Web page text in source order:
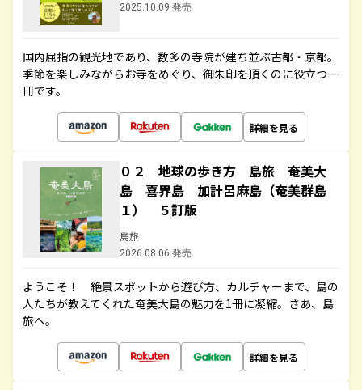
2025.10.09 発売
国内屈指の観光地であり、数多の寺院が建ち並ぶ古都・京都。
季節を楽しみながらお寺をめぐり、御朱印を頂くのに役立つ一
冊です。
詳細を見る
０２ 地球の歩き方 島旅 奄美大
島 喜界島 加計呂麻島（奄美群島
１） ５訂版
島旅
2026.08.06 発売
ようこそ！ 絶景スポットから遊び方、カルチャーまで、島の
人たちが教えてくれた奄美大島の魅力を1冊に凝縮。さあ、島
旅へ。
詳細を見る